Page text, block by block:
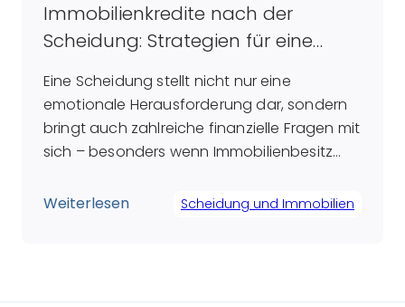
Verbindungen endgültig […]
Immobilienkredite nach der
Scheidung: Strategien für eine
Eine Scheidung stellt nicht nur eine
emotionale Herausforderung dar, sondern
bringt auch zahlreiche finanzielle Fragen mit
sich – besonders wenn Immobilienbesitz
betroffen sind. Immobilienkredite sind in der
Weiterlesen Scheidung und Immobilien